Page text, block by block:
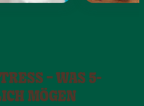
– WAS 5-
MÖGEN